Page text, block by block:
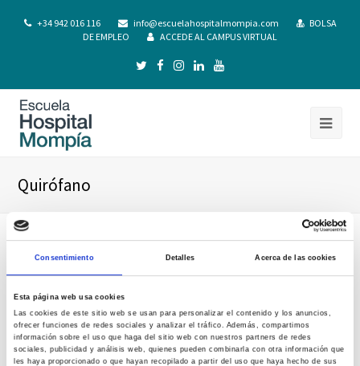
Consentimiento Detalles Acerca de las cookies
Esta página web usa cookies
Las cookies de este sitio web se usan para personalizar el contenido y los anuncios,
ofrecer funciones de redes sociales y analizar el tráfico. Además, compartimos
información sobre el uso que haga del sitio web con nuestros partners de redes
sociales, publicidad y análisis web, quienes pueden combinarla con otra información que
les haya proporcionado o que hayan recopilado a partir del uso que haya hecho de sus
+34 942 016 116 info@escuelahospitalmompia.com
BOLSA
DE EMPLEO
ACCEDE AL CAMPUS VIRTUAL
Quirófano